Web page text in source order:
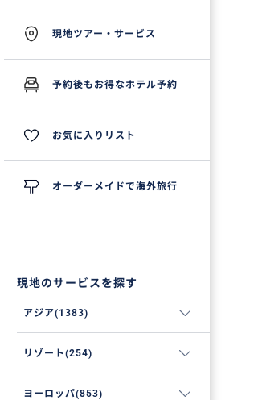
現地ツアー・サービス
予約後もお得なホテル予約
お気に入りリスト
オーダーメイドで海外旅行
現地のサービスを探す
アジア(1383)
リゾート(254)
ヨーロッパ(853)